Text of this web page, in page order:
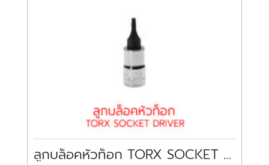
ลูกบล็อคหัวท็อก TORX SOCKET DRIVER BLUE-POINT